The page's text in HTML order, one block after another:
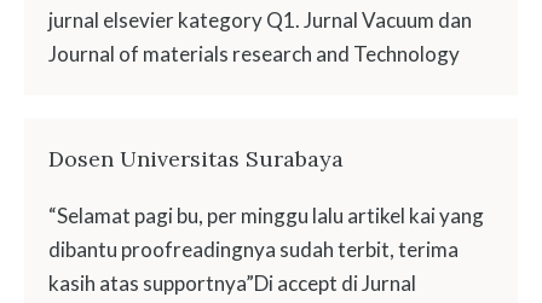
jurnal elsevier kategory Q1. Jurnal Vacuum dan
Journal of materials research and Technology
Dosen Universitas Surabaya
“Selamat pagi bu, per minggu lalu artikel kai yang
dibantu proofreadingnya sudah terbit, terima
kasih atas supportnya”Di accept di Jurnal